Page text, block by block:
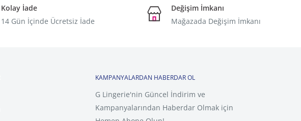
Kolay İade
14 Gün İçinde Ücretsiz İade
Değişim İmkanı
Mağazada Değişim İmkanı
KAMPANYALARDAN HABERDAR OL
G Lingerie'nin Güncel İndirim ve
Kampanyalarından Haberdar Olmak için